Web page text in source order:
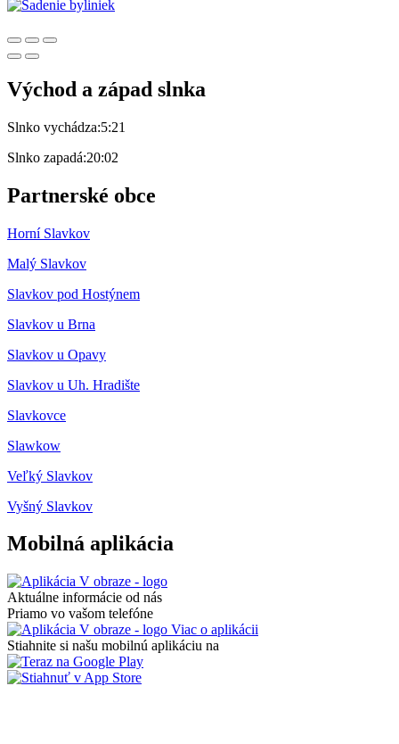
Východ a západ slnka
Slnko vychádza:5:21
Slnko zapadá:20:02
Partnerské obce
Horní Slavkov
Malý Slavkov
Slavkov pod Hostýnem
Slavkov u Brna
Slavkov u Opavy
Slavkov u Uh. Hradište
Slavkovce
Slawkow
Veľký Slavkov
Vyšný Slavkov
Mobilná aplikácia
Aktuálne informácie od nás
Priamo vo vašom telefóne
Viac o aplikácii
Stiahnite si našu mobilnú aplikáciu na